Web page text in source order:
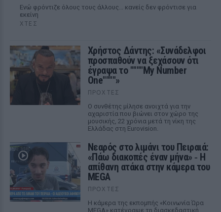
Ενώ φρόντιζε όλους τους άλλους... κανείς δεν φρόντισε για
εκείνη
ΧΤΕΣ
Χρήστος Δάντης: «Συνάδελφοι
προσπαθούν να ξεχάσουν ότι
έγραψα το """"My Number
One""""»
ΠΡΟΧΤΈΣ
Ο συνθέτης μίλησε ανοιχτά για την
αχαριστία που βιώνει στον χώρο της
μουσικής, 22 χρόνια μετά τη νίκη της
Ελλάδας στη Eurovision.
Νεαρός στο λιμάνι του Πειραιά:
«Πάω διακοπές έναν μήνα» ‑ Η
απίθανη ατάκα στην κάμερα του
MEGA
ΠΡΟΧΤΈΣ
Η κάμερα της εκπομπής «Κοινωνία Ώρα
MEGA» κατέγραψε τη διασκεδαστική